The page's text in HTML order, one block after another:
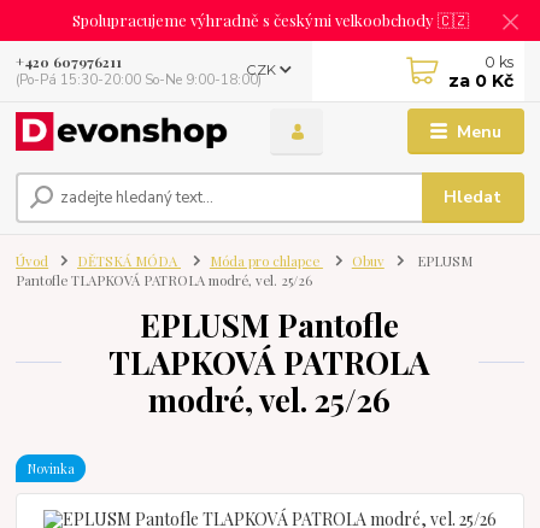
Spolupracujeme výhradně s českými velkoobchody 🇨🇿
Menu
CZK
Hledat
+420 607976211
(Po-Pá 15:30-20:00 So-Ne 9:00-18:00)
0 ks
za 0 Kč
Úvod DĚTSKÁ MÓDA Móda pro chlapce Obuv
EPLUSM
Pantofle TLAPKOVÁ PATROLA modré, vel. 25/26
EPLUSM Pantofle
TLAPKOVÁ PATROLA
modré, vel. 25/26
Novinka